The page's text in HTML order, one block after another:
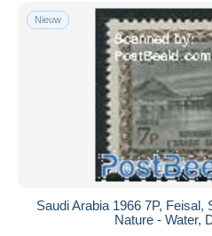
Nieuw
Saudi Arabia 1966 7P,
Nature - Water,